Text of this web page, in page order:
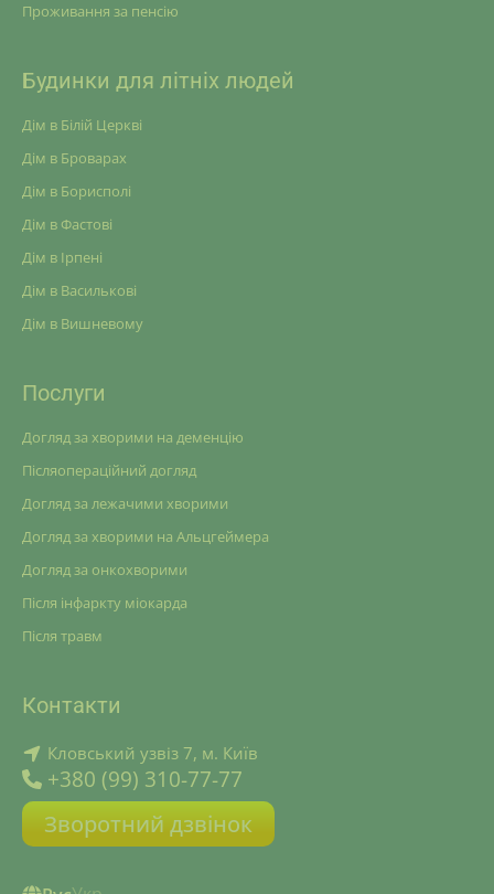
Проживання за пенсію
Будинки для літніх людей
Дім в Білій Церкві
Дім в Броварах
Дім в Борисполі
Дім в Фастові
Дім в Ірпені
Дім в Василькові
Дім в Вишневому
Послуги
Догляд за хворими на деменцію
Післяопераційний догляд
Догляд за лежачими хворими
Догляд за хворими на Альцгеймера
Догляд за онкохворими
Після інфаркту міокарда
Після травм
Контакти
Кловський узвіз 7, м. Київ
+380 (99) 310-77-77
Зворотний дзвінок